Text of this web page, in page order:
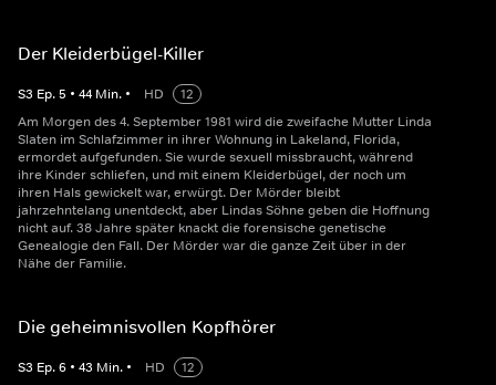
Der Kleiderbügel-Killer
S3 Ep.5 • 44 Min. • HD
12
Am Morgen des 4. September 1981 wird die zweifache Mutter Linda
Slaten im Schlafzimmer in ihrer Wohnung in Lakeland, Florida,
ermordet aufgefunden. Sie wurde sexuell missbraucht, während
ihre Kinder schliefen, und mit einem Kleiderbügel, der noch um
ihren Hals gewickelt war, erwürgt. Der Mörder bleibt
jahrzehntelang unentdeckt, aber Lindas Söhne geben die Hoffnung
nicht auf. 38 Jahre später knackt die forensische genetische
Genealogie den Fall. Der Mörder war die ganze Zeit über in der
Nähe der Familie.
Die geheimnisvollen Kopfhörer
S3 Ep.6 • 43 Min. • HD
12